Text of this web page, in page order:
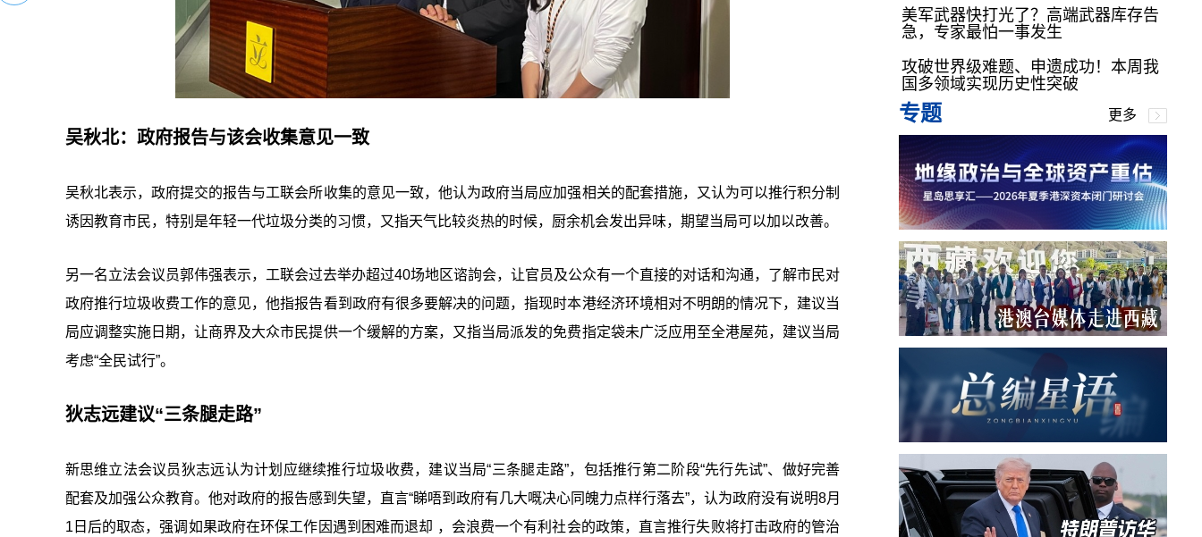
吴秋北：政府报告与该会收集意见一致
吴秋北表示，政府提交的报告与工联会所收集的意见一致，他认为政府当局应加强相关的配套措施，又认为可以推行积分制
诱因教育市民，特别是年轻一代垃圾分类的习惯，又指天气比较炎热的时候，厨余机会发出异味，期望当局可以加以改善。
另一名立法会议员郭伟强表示，工联会过去举办超过40场地区谘訽会，让官员及公众有一个直接的对话和沟通，了解市民对
政府推行垃圾收费工作的意见，他指报告看到政府有很多要解决的问题，指现时本港经济环境相对不明朗的情况下，建议当
局应调整实施日期，让商界及大众市民提供一个缓解的方案，又指当局派发的免费指定袋未广泛应用至全港屋苑，建议当局
考虑“全民试行”。
狄志远建议“三条腿走路”
新思维立法会议员狄志远认为计划应继续推行垃圾收费，建议当局“三条腿走路”，包括推行第二阶段“先行先试”、做好完善
配套及加强公众教育。他对政府的报告感到失望，直言“睇唔到政府有几大嘅决心同魄力点样行落去”，认为政府没有说明8月
1日后的取态，强调如果政府在环保工作因遇到困难而退却 ，会浪费一个有利社会的政策，直言推行失败将打击政府的管治
美军武器快打光了？高端武器库存告
急，专家最怕一事发生
攻破世界级难题、申遗成功！本周我
国多领域实现历史性突破
专题 更多